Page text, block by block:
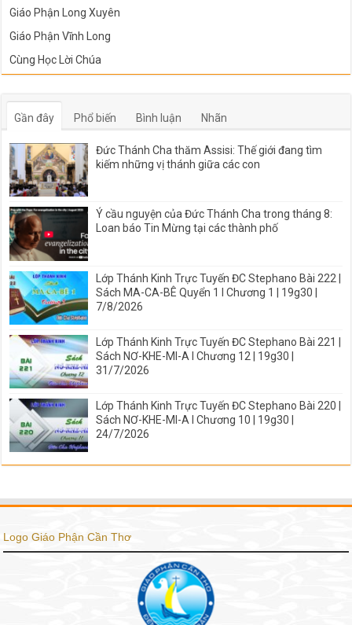
Giáo Phận Long Xuyên
Giáo Phận Vĩnh Long
Cùng Học Lời Chúa
Gần đây Phổ biến Bình luận Nhãn
Đức Thánh Cha thăm Assisi: Thế giới đang tìm
kiếm những vị thánh giữa các con
Ý cầu nguyện của Đức Thánh Cha trong tháng 8:
Loan báo Tin Mừng tại các thành phố
Lớp Thánh Kinh Trực Tuyến ĐC Stephano Bài 222 |
Sách MA-CA-BÊ Quyển 1 I Chương 1 | 19g30 |
7/8/2026
Lớp Thánh Kinh Trực Tuyến ĐC Stephano Bài 221 |
Sách NƠ-KHE-MI-A I Chương 12 | 19g30 |
31/7/2026
Lớp Thánh Kinh Trực Tuyến ĐC Stephano Bài 220 |
Sách NƠ-KHE-MI-A I Chương 10 | 19g30 |
24/7/2026
Logo Giáo Phận Cần Thơ